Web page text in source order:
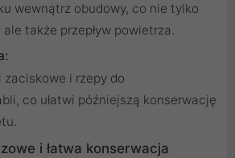
wewnątrz obudowy, co nie tylko
także przepływ powietrza.
i rzepy do
co ułatwi późniejszą konserwację
i łatwa konserwacja